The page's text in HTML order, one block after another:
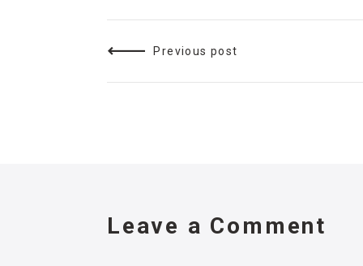
Previous post
Leave a Comment